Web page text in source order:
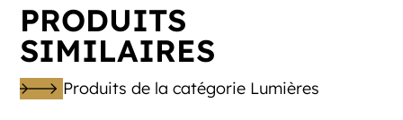
PRODUITS
SIMILAIRES
Produits de la catégorie Lumières